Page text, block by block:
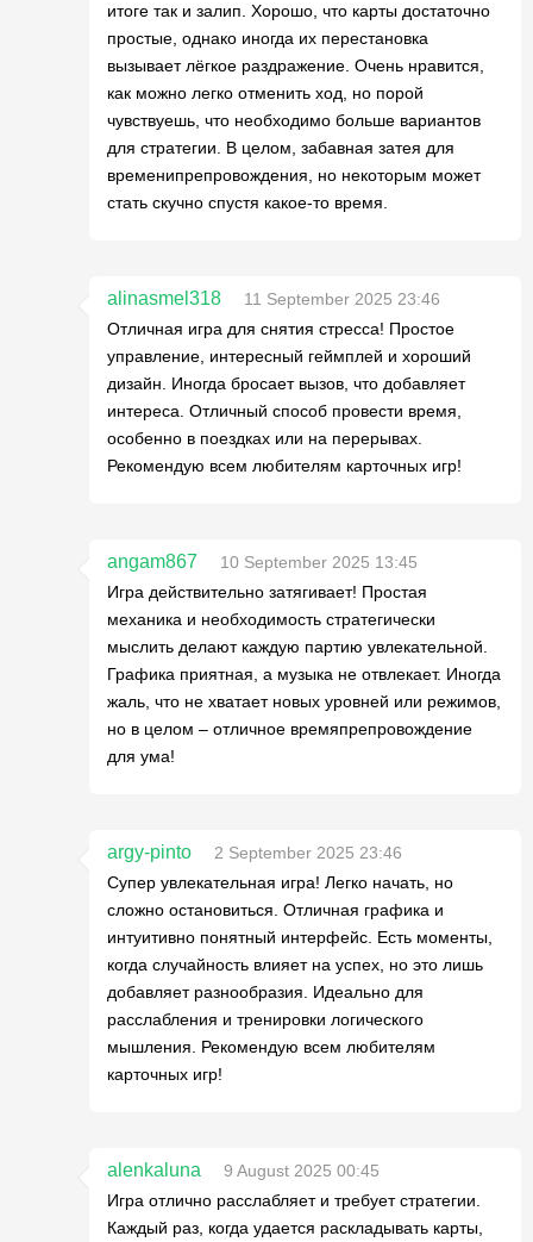
итоге так и залип. Хорошо, что карты достаточно
простые, однако иногда их перестановка
вызывает лёгкое раздражение. Очень нравится,
как можно легко отменить ход, но порой
чувствуешь, что необходимо больше вариантов
для стратегии. В целом, забавная затея для
временипрепровождения, но некоторым может
стать скучно спустя какое-то время.
alinasmel318
11 September 2025 23:46
Отличная игра для снятия стресса! Простое
управление, интересный геймплей и хороший
дизайн. Иногда бросает вызов, что добавляет
интереса. Отличный способ провести время,
особенно в поездках или на перерывах.
Рекомендую всем любителям карточных игр!
angam867
10 September 2025 13:45
Игра действительно затягивает! Простая
механика и необходимость стратегически
мыслить делают каждую партию увлекательной.
Графика приятная, а музыка не отвлекает. Иногда
жаль, что не хватает новых уровней или режимов,
но в целом – отличное времяпрепровождение
для ума!
argy-pinto
2 September 2025 23:46
Супер увлекательная игра! Легко начать, но
сложно остановиться. Отличная графика и
интуитивно понятный интерфейс. Есть моменты,
когда случайность влияет на успех, но это лишь
добавляет разнообразия. Идеально для
расслабления и тренировки логического
мышления. Рекомендую всем любителям
карточных игр!
alenkaluna
9 August 2025 00:45
Игра отлично расслабляет и требует стратегии.
Каждый раз, когда удается раскладывать карты,